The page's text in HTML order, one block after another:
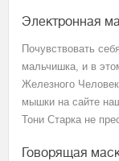
Электронная
Почувствовать
мальчишка, и в
Железного
мышки на сайте
Тони Старка не
Говорящая